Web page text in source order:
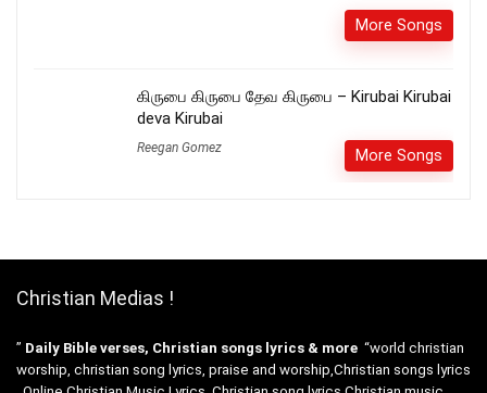
More Songs
கிருபை கிருபை தேவ கிருபை – Kirubai Kirubai
deva Kirubai
Reegan Gomez More Songs
Christian Medias !
” Daily Bible verses, Christian songs lyrics & more “world christian
worship, christian song lyrics, praise and worship,Christian songs lyrics